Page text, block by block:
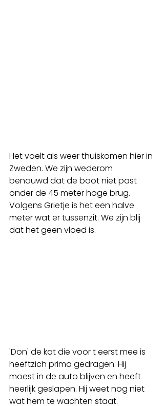
Het voelt als weer thuiskomen hier in
Zweden. We zijn wederom
benauwd dat de boot niet past
onder de 45 meter hoge brug.
Volgens Grietje is het een halve
meter wat er tussenzit. We zijn blij
dat het geen vloed is.
'Don' de kat die voor t eerst mee is
heeftzich prima gedragen. Hij
moest in de auto blijven en heeft
heerlijk geslapen. Hij weet nog niet
wat hem te wachten staat.